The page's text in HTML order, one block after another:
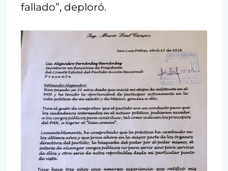
fallado”, deploró.